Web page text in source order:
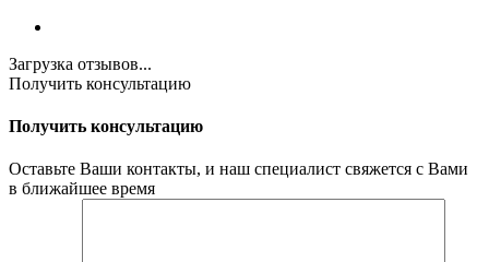
Загрузка отзывов...
Получить консультацию
Получить консультацию
Оставьте Ваши контакты, и наш специалист свяжется с Вами
в ближайшее время